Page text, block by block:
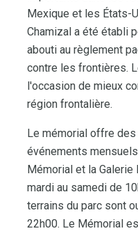
Mexique et les États-
Chamizal a été établi
abouti au règlement
contre les frontières.
l'occasion de mieux
région frontalière.
Le mémorial offre
événements
Mémorial et la
mardi au samedi de
terrains du parc sont
22h00. Le Mémorial